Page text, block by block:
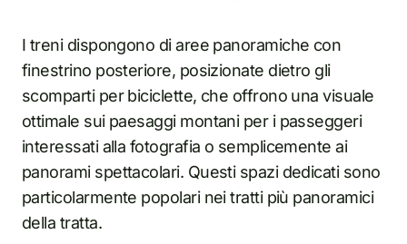
I treni dispongono di aree panoramiche con
finestrino posteriore, posizionate dietro gli
scomparti per biciclette, che offrono una visuale
ottimale sui paesaggi montani per i passeggeri
interessati alla fotografia o semplicemente ai
panorami spettacolari. Questi spazi dedicati sono
particolarmente popolari nei tratti più panoramici
della tratta.